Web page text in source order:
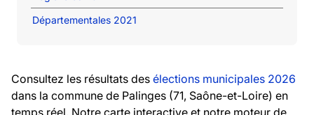
Départementales 2021
Consultez les résultats des élections municipales 2026
dans la commune de Palinges (71, Saône-et-Loire) en